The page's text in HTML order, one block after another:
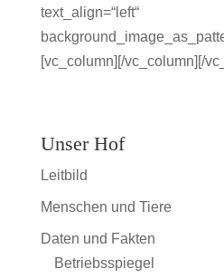
text_align=“left“
[vc_column][/vc_column][/
Unser Hof
Leitbild
Menschen und Tiere
Daten und Fakten
Betriebsspiegel